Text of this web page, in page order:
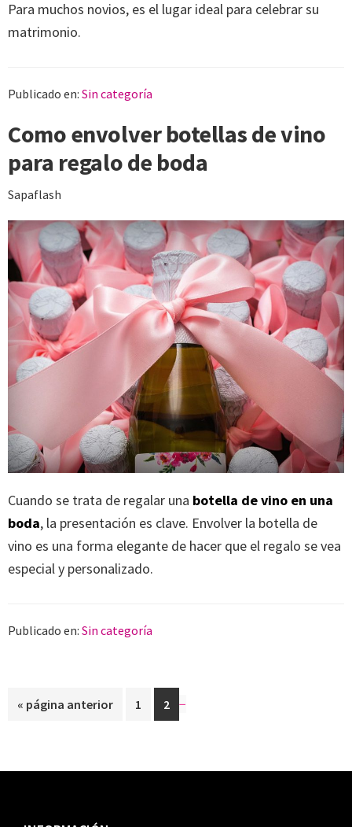
Para muchos novios, es el lugar ideal para celebrar su
matrimonio.
Publicado en: Sin categoría
Como envolver botellas de vino
para regalo de boda
Sapaflash
Cuando se trata de regalar una botella de vino en una
boda, la presentación es clave. Envolver la botella de
vino es una forma elegante de hacer que el regalo se vea
especial y personalizado.
Publicado en: Sin categoría
« Ir
página anterior Página
1 Página
2